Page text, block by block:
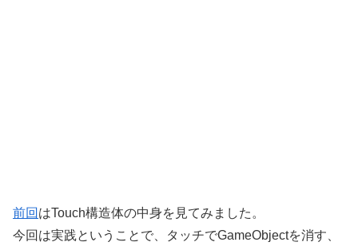
前回 はTouch構造体の中身を見てみました。
今回は実践ということで、タッチでGameObjectを消す、